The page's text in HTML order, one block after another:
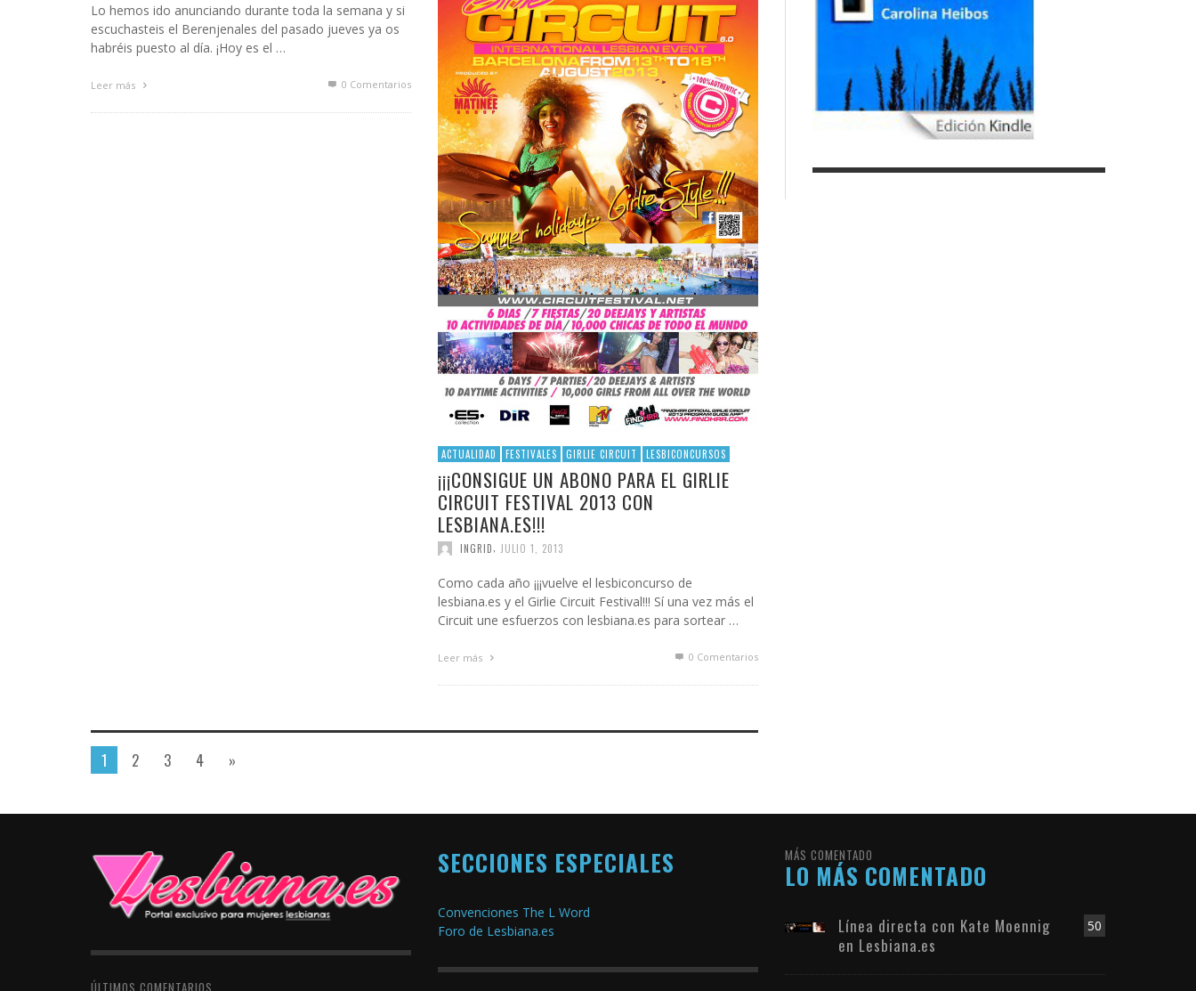
Lo hemos ido anunciando durante toda la semana y si
escuchasteis el Berenjenales del pasado jueves ya os
habréis puesto al día. ¡Hoy es el …
Leer más 0 Comentarios
ACTUALIDAD FESTIVALES GIRLIE CIRCUIT LESBICONCURSOS
¡¡¡CONSIGUE UN ABONO PARA EL GIRLIE
CIRCUIT FESTIVAL 2013 CON
LESBIANA.ES!!!
INGRID, JULIO 1, 2013
Como cada año ¡¡¡vuelve el lesbiconcurso de
lesbiana.es y el Girlie Circuit Festival!!! Sí una vez más el
Circuit une esfuerzos con lesbiana.es para sortear …
Leer más 0 Comentarios
1 2 3 4 »
SECCIONES ESPECIALES
Convenciones The L Word
Foro de Lesbiana.es
MÁS COMENTADO
LO MÁS COMENTADO
50
Línea directa con Kate Moennig
en Lesbiana.es